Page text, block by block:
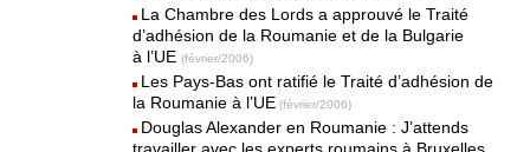
La Chambre des Lords a approuvé le Traité
d’adhésion de la Roumanie et de la Bulgarie
à l’UE(février/2006)
Les Pays-Bas ont ratifié le Traité d’adhésion de
la Roumanie à l’UE (février/2006)
Douglas Alexander en Roumanie : J’attends